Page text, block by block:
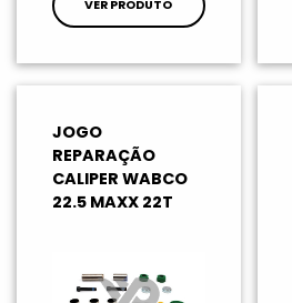
VER PRODUTO
JOGO
REPARAÇÃO
CALIPER WABCO
22.5 MAXX 22T